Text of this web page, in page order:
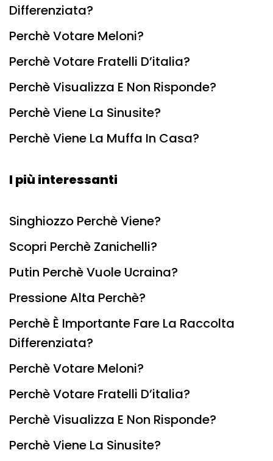
Differenziata?
Perchè Votare Meloni?
Perchè Votare Fratelli D’italia?
Perchè Visualizza E Non Risponde?
Perchè Viene La Sinusite?
Perchè Viene La Muffa In Casa?
I più interessanti
Singhiozzo Perchè Viene?
Scopri Perchè Zanichelli?
Putin Perchè Vuole Ucraina?
Pressione Alta Perchè?
Perchè È Importante Fare La Raccolta
Differenziata?
Perchè Votare Meloni?
Perchè Votare Fratelli D’italia?
Perchè Visualizza E Non Risponde?
Perchè Viene La Sinusite?